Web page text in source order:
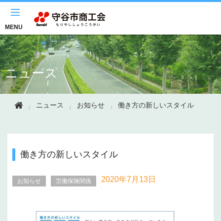
MENU
ニュース
ニュース お知らせ 働き方の新しいスタイル
働き方の新しいスタイル
2020年7月13日
お知らせ 労働保険関係